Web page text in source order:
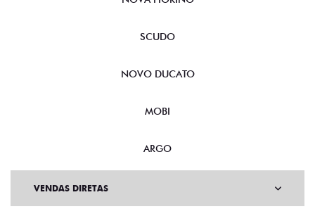
SCUDO
NOVO DUCATO
MOBI
ARGO
VENDAS DIRETAS